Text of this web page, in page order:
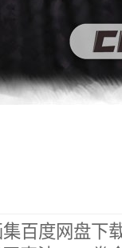
集百度网盘下